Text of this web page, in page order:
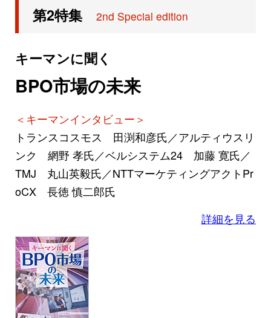
第2特集2nd Special edition
キーマンに聞く
BPO市場の未来
＜キーマンインタビュー＞
トランスコスモス 田渕和彦氏／アルティウスリ
ンク 網野 孝氏／ベルシステム24 加藤 寛氏／
TMJ 丸山英毅氏／NTTマーケティングアクトPr
oCX 長徳 慎二郎氏
詳細を見る